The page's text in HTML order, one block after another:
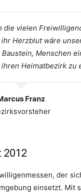
die vielen
Herzblut wäre
Menschen
Heimatbezirk zu
Franz
der
einsetzt. Mit